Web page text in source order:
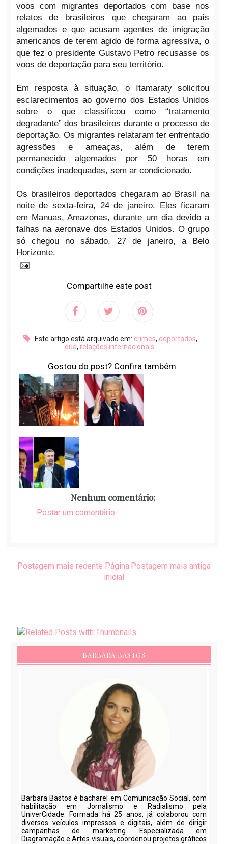
voos com migrantes deportados com base nos
relatos de brasileiros que chegaram ao país
algemados e que acusam agentes de imigração
americanos de terem agido de forma agressiva, o
que fez o presidente Gustavo Petro recusasse os
voos de deportação para seu território.
Em resposta à situação, o Itamaraty solicitou
esclarecimentos ao governo dos Estados Unidos
sobre o que classificou como “tratamento
degradante” dos brasileiros durante o processo de
deportação. Os migrantes relataram ter enfrentado
agressões e ameaças, além de terem
permanecido algemados por 50 horas em
condições inadequadas, sem ar condicionado.
Os brasileiros deportados chegaram ao Brasil na
noite de sexta-feira, 24 de janeiro. Eles ficaram
em Manuas, Amazonas, durante um dia devido a
falhas na aeronave dos Estados Unidos. O grupo
só chegou no sábado, 27 de janeiro, a Belo
Horizonte.
Compartilhe este post
Este artigo está arquivado em: crimes, deportados,
eua, relações internacionais
Gostou do post? Confira também:
Nenhum comentário:
Postar um comentário
Postagem mais recente Postagem mais antiga
Página
inicial
BARBARA BASTOS
Barbara Bastos é bacharel em Comunicação Social, com
habilitação em Jornalismo e Radialismo pela
UniverCidade. Formada há 25 anos, já colaborou com
diversos veículos impressos e digitais, além de dirigir
campanhas de marketing. Especializada em
Diagramação e Artes visuais, coordenou projetos gráficos